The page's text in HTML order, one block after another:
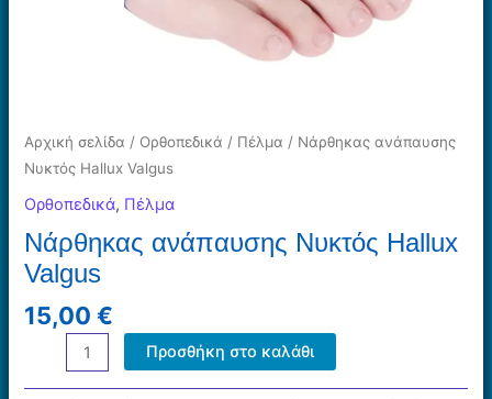
Αρχική σελίδα / Ορθοπεδικά / Πέλμα / Νάρθηκας ανάπαυσης
Νυκτός Hallux Valgus
Ορθοπεδικά, Πέλμα
Νάρθηκας ανάπαυσης Νυκτός Hallux
Valgus
15,00€
Νάρθηκας
ανάπαυσης
Προσθήκη στο καλάθι